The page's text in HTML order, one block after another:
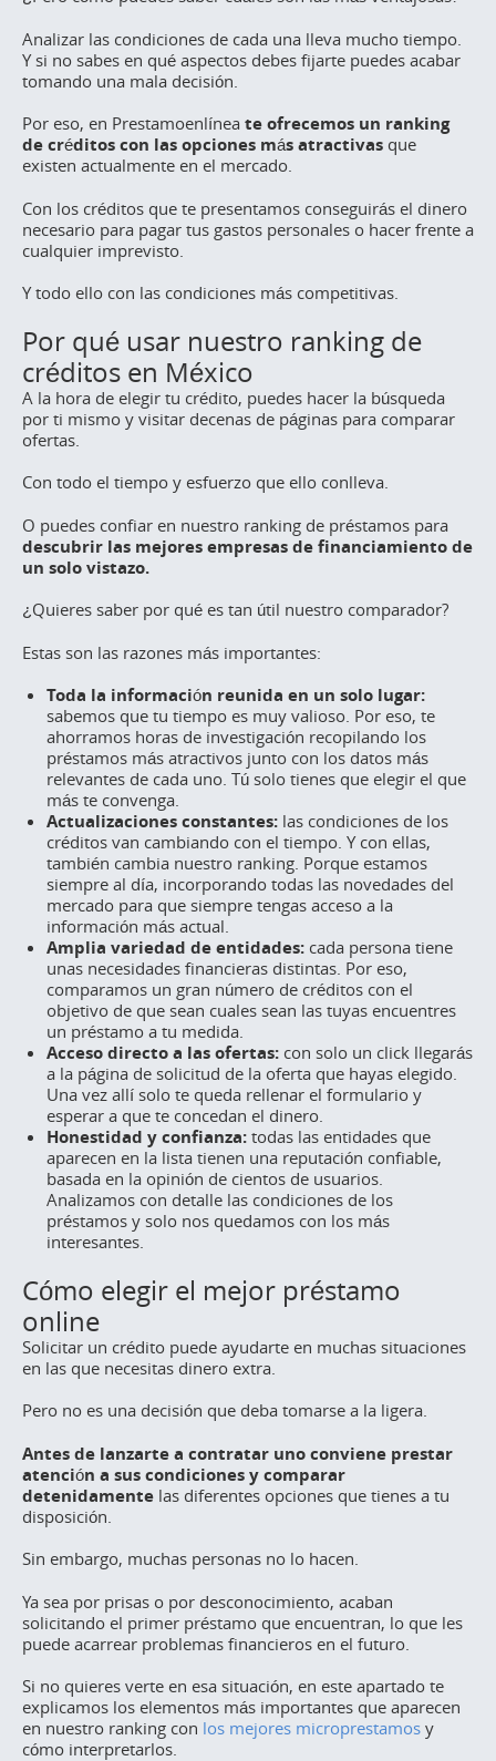
Analizar las condiciones de cada una lleva mucho tiempo.
Y si no sabes en qué aspectos debes fijarte puedes acabar
tomando una mala decisión.
Por eso, en Prestamoenlínea te ofrecemos un ranking
de créditos con las opciones más atractivas que
existen actualmente en el mercado.
Con los créditos que te presentamos conseguirás el dinero
necesario para pagar tus gastos personales o hacer frente a
cualquier imprevisto.
Y todo ello con las condiciones más competitivas.
Por qué usar nuestro ranking de
créditos en México
A la hora de elegir tu crédito, puedes hacer la búsqueda
por ti mismo y visitar decenas de páginas para comparar
ofertas.
Con todo el tiempo y esfuerzo que ello conlleva.
O puedes confiar en nuestro ranking de préstamos para
descubrir las mejores empresas de financiamiento de
un solo vistazo.
¿Quieres saber por qué es tan útil nuestro comparador?
Estas son las razones más importantes:
Toda la información reunida en un solo lugar:
sabemos que tu tiempo es muy valioso. Por eso, te
ahorramos horas de investigación recopilando los
préstamos más atractivos junto con los datos más
relevantes de cada uno. Tú solo tienes que elegir el que
más te convenga.
Actualizaciones constantes: las condiciones de los
créditos van cambiando con el tiempo. Y con ellas,
también cambia nuestro ranking. Porque estamos
siempre al día, incorporando todas las novedades del
mercado para que siempre tengas acceso a la
información más actual.
Amplia variedad de entidades: cada persona tiene
unas necesidades financieras distintas. Por eso,
comparamos un gran número de créditos con el
objetivo de que sean cuales sean las tuyas encuentres
un préstamo a tu medida.
Acceso directo a las ofertas: con solo un click llegarás
a la página de solicitud de la oferta que hayas elegido.
Una vez allí solo te queda rellenar el formulario y
esperar a que te concedan el dinero.
Honestidad y confianza: todas las entidades que
aparecen en la lista tienen una reputación confiable,
basada en la opinión de cientos de usuarios.
Analizamos con detalle las condiciones de los
préstamos y solo nos quedamos con los más
interesantes.
Cómo elegir el mejor préstamo
online
Solicitar un crédito puede ayudarte en muchas situaciones
en las que necesitas dinero extra.
Pero no es una decisión que deba tomarse a la ligera.
Antes de lanzarte a contratar uno conviene prestar
atención a sus condiciones y comparar
detenidamente las diferentes opciones que tienes a tu
disposición.
Sin embargo, muchas personas no lo hacen.
Ya sea por prisas o por desconocimiento, acaban
solicitando el primer préstamo que encuentran, lo que les
puede acarrear problemas financieros en el futuro.
Si no quieres verte en esa situación, en este apartado te
explicamos los elementos más importantes que aparecen
en nuestro ranking con los mejores microprestamos y
cómo interpretarlos.